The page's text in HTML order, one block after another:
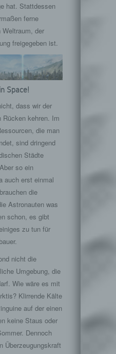
hat. Stattdessen
ferne
der
freigegeben ist.
Space!
dass wir der
Rücken kehren. Im
die man
sind dringend
Städte
so ein
auch erst einmal
die
Astronauten was
schon, es gibt
zu tun für
nicht die
Umgebung, die
Wie wäre es mit
Klirrende Kälte
auf der einen
keine Staus oder
Dennoch
Überzeugungskraft